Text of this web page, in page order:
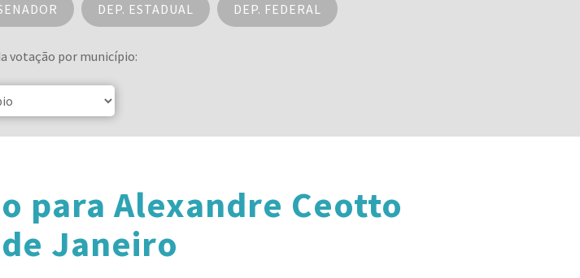
DEP. ESTADUAL DEP. FEDERAL
votação por município:
para Alexandre Ceotto
Janeiro